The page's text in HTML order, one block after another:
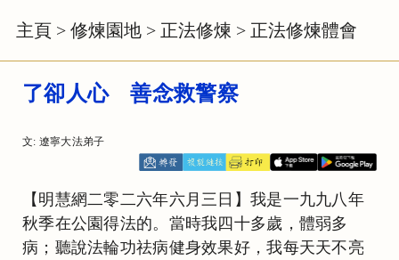
主頁 > 修煉園地 > 正法修煉 > 正法修煉體會
了卻人心 善念救警察
文: 遼寧大法弟子
【明慧網二零二六年六月三日】我是一九九八年
秋季在公園得法的。當時我四十多歲，體弱多
病；聽說法輪功祛病健身效果好，我每天天不亮